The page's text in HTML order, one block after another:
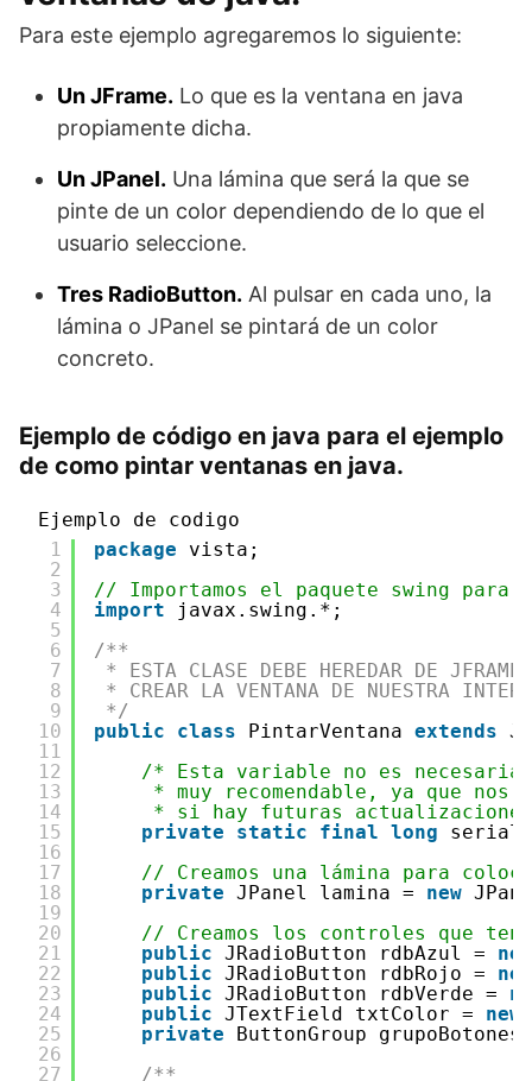
Para este ejemplo agregaremos lo siguiente:
Un JFrame. Lo que es la ventana en java
propiamente dicha.
Un JPanel. Una lámina que será la que se
pinte de un color dependiendo de lo que el
usuario seleccione.
Tres RadioButton. Al pulsar en cada uno, la
lámina o JPanel se pintará de un color
concreto.
Ejemplo de código en java para el ejemplo
de como pintar ventanas en java.
Ejemplo de codigo
1
2
3
4
5
6
7
8
9
10
11
12
13
14
15
16
17
18
19
20
21
22
23
24
25
26
27
package
vista;
// Importamos el paquete swing
import
javax.swing.*;
/**
* ESTA CLASE DEBE HEREDAR DE JFRAME
* CREAR LA VENTANA DE NUESTRA
*/
public
class PintarVentana extends
/* Esta variable no es
* muy recomendable, ya que nos
* si hay futuras
private
static final long
// Creamos una lámina para
private JPanel lamina = new
// Creamos los controles que
public JRadioButton rdbAzul = new
public JRadioButton rdbRojo = new
public JRadioButton rdbVerde =
public JTextField txtColor = new
private
ButtonGroup
/**